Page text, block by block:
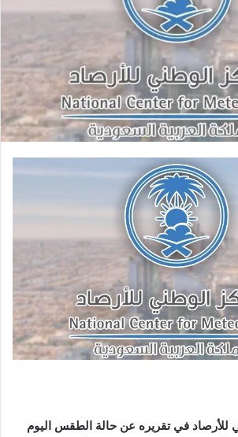
للأرصاد في تقريره عن حالة الطقس اليوم